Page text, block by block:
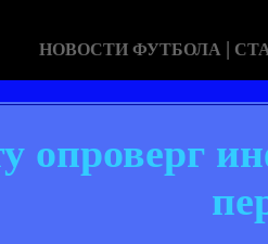
НОВОСТИ ФУТБОЛА |
опроверг